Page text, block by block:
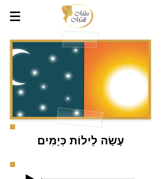
עָשָׂה לֵילוֹת כְּיָמִים